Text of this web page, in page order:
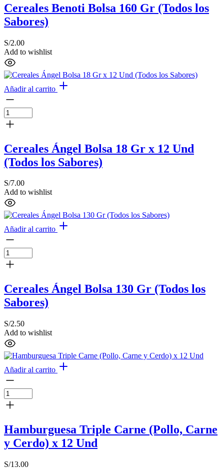
Cereales Benoti Bolsa 160 Gr (Todos los
Sabores)
S/2.00
Add to wishlist
Añadir al carrito
Cereales Ángel Bolsa 18 Gr x 12 Und
(Todos los Sabores)
S/7.00
Add to wishlist
Añadir al carrito
Cereales Ángel Bolsa 130 Gr (Todos los
Sabores)
S/2.50
Add to wishlist
Añadir al carrito
Hamburguesa Triple Carne (Pollo, Carne
y Cerdo) x 12 Und
S/13.00